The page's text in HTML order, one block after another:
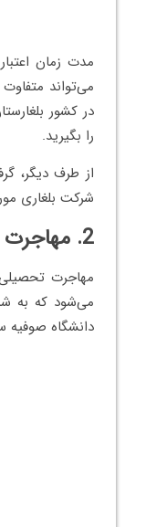
مدت زمان
می‌تواند
در کشور
را بگیرید.
از طرف دیگر،
شرکت بلغاری
2. مهاجرت بلغارستان از طریق تحصیل
مهاجرت
می‌شود که به
دانشگاه